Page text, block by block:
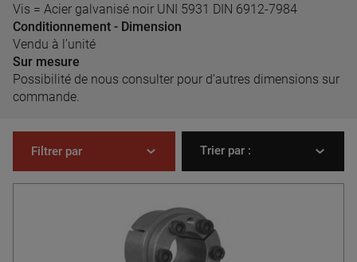
Vis = Acier galvanisé noir UNI 5931 DIN 6912-7984
Conditionnement - Dimension
Vendu à l’unité
Sur mesure
Possibilité de nous consulter pour d’autres dimensions sur
commande.
Filtrer par Trier par :